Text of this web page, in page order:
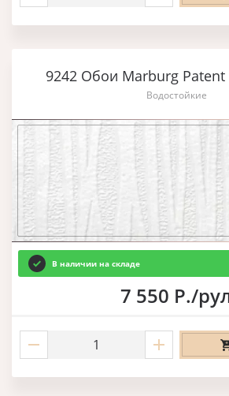
9242 Обои Marburg Patent
Водостойкие
В наличии на складе
7 550 Р./